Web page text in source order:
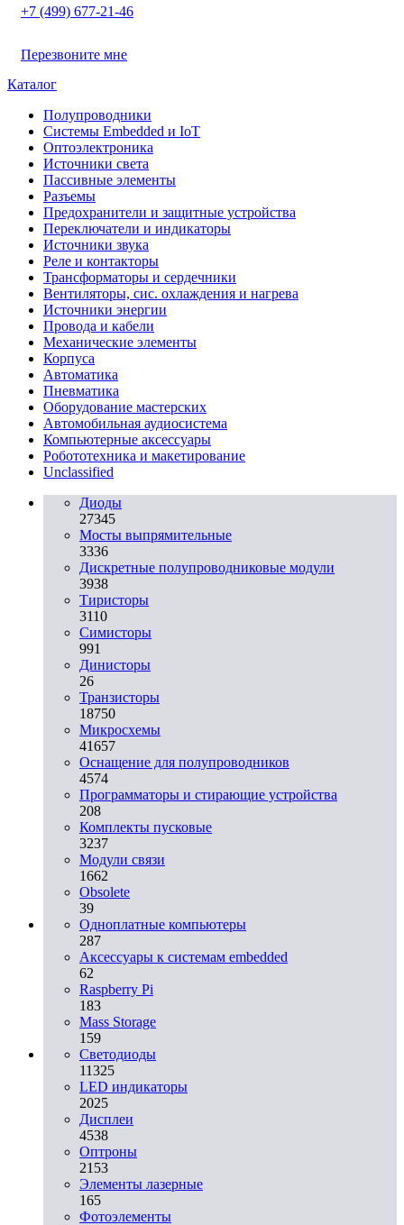
+7 (499) 677-21-46
Перезвоните мне
Каталог
Полупроводники
Системы Embedded и IoT
Oптоэлектроника
Источники света
Пассивные элементы
Разъeмы
Предохранители и защитные устройства
Переключатели и индикаторы
Источники звука
Реле и контакторы
Трансформаторы и сердечники
Вентиляторы, сис. охлаждения и нагрева
Источники энергии
Провода и кабели
Механические элементы
Корпуса
Автоматика
Пневматика
Оборудование мастерских
Автомобильная аудиосистема
Компьютерные аксессуары
Робототехника и макетирование
Unclassified
Диоды
27345
Мосты выпрямительные
3336
Дискретные полупроводниковые модули
3938
Тиристоры
3110
Симисторы
991
Динисторы
26
Транзисторы
18750
Микросхемы
41657
Оснащение для полупроводников
4574
Программаторы и стирающие устройства
208
Комплекты пусковые
3237
Модули связи
1662
Obsolete
39
Одноплатные компьютеры
287
Аксессуары к системам embedded
62
Raspberry Pi
183
Mass Storage
159
Светодиоды
11325
LED индикаторы
2025
Дисплеи
4538
Оптроны
2153
Элементы лазерные
165
Фотоэлементы